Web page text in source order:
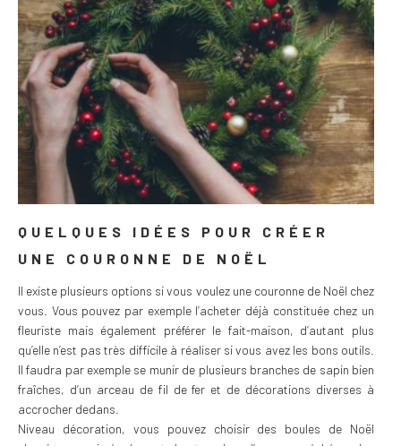
QUELQUES IDÉES POUR CRÉER
UNE COURONNE DE NOËL
Il existe plusieurs options si vous voulez une couronne de Noël chez
vous. Vous pouvez par exemple l’acheter déjà constituée chez un
fleuriste mais également préférer le fait-maison, d’autant plus
qu’elle n’est pas très difficile à réaliser si vous avez les bons outils.
Il faudra par exemple se munir de plusieurs branches de sapin bien
fraîches, d’un arceau de fil de fer et de décorations diverses à
accrocher dedans.
Niveau décoration, vous pouvez choisir des boules de Noël